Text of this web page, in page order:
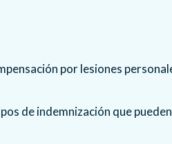
de indemnización que pueden